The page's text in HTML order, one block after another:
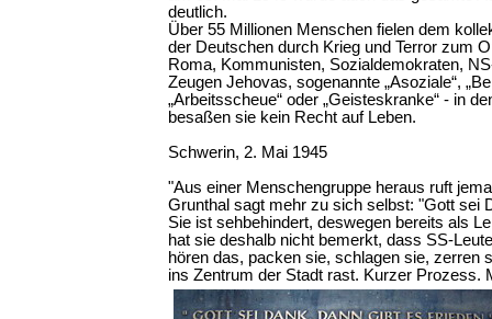
deutlich.
Über 55 Millionen Menschen fielen dem
der Deutschen durch Krieg und Terror zum
Roma, Kommunisten, Sozialdemokraten,
Zeugen Jehovas, sogenannte „Asoziale“,
„Arbeitsscheue“ oder „Geisteskranke“ - in
besaßen sie kein Recht auf Leben.
Schwerin, 2. Mai 1945
"Aus einer Menschengruppe heraus ruft
Grunthal sagt mehr zu sich selbst: "Gott sei
Sie ist sehbehindert, deswegen bereits als
hat sie deshalb nicht bemerkt, dass SS-
hören das, packen sie, schlagen sie, zerren
ins Zentrum der Stadt rast. Kurzer Prozess.